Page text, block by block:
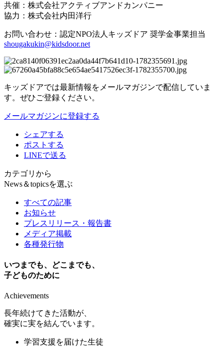
共催：株式会社アクティブアンドカンパニー
協力：株式会社内田洋行
お問い合わせ：認定NPO法人キッズドア 奨学金事業担当
shougakukin@kidsdoor.net
キッズドアでは最新情報をメールマガジンで配信していま
す。ぜひご登録ください。
メールマガジンに登録する
シェアする
ポストする
LINEで送る
カテゴリから
News＆topicsを選ぶ
すべての記事
お知らせ
プレスリリース・報告書
メディア掲載
各種発行物
いつまでも、どこまでも、
子どものために
Achievements
長年続けてきた活動が、
確実に実を結んでいます。
学習支援を届けた生徒